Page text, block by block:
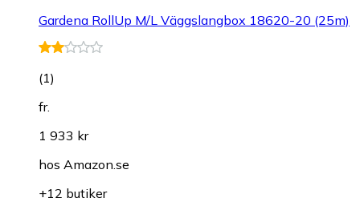
Gardena RollUp M/L Väggslangbox 18620-20 (25m)
(1)
fr.
1 933 kr
hos Amazon.se
+12 butiker